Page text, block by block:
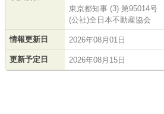
東京都知事 (3) 第95014号
(公社)全日本不動産協会
情報更新日 2026年08月01日
更新予定日 2026年08月15日